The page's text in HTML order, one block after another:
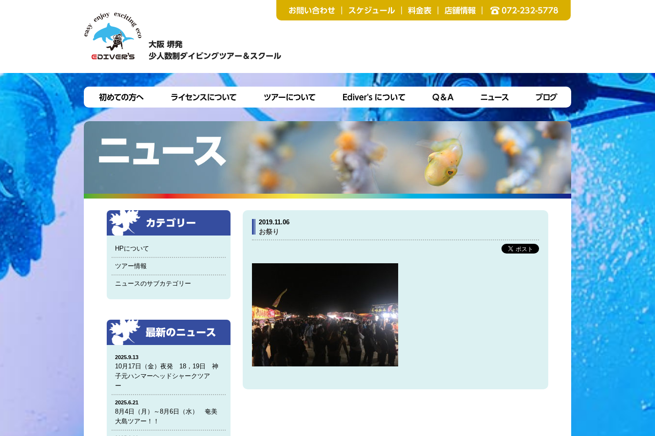
2019.11.06
お祭り
HPについて
ツアー情報
ニュースのサブカテゴリー
2025.9.13
10月17日（金）夜発 18，19日 神
子元ハンマーヘッドシャークツア
ー
2025.6.21
8月4日（月）～8月6日（水） 奄美
大島ツアー！！